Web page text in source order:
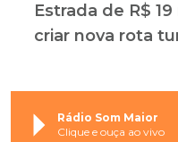
Estrada de R$
criar nova rota
Rádio Som Maior
Clique e ouça ao vivo